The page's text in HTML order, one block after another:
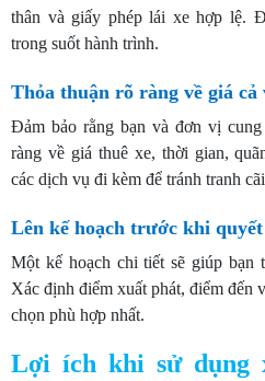
thân và giấy phép lái xe hợp lệ.
trong suốt hành trình.
Thỏa thuận rõ ràng về giá cả
Đảm bảo rằng bạn và đơn vị
ràng về giá thuê xe, thời gian,
các dịch vụ đi kèm để tránh tranh
Lên kế hoạch trước khi
Một kế hoạch chi tiết sẽ giúp bạn
Xác định điểm xuất phát, điểm đến
chọn phù hợp nhất.
Lợi ích khi sử dụng